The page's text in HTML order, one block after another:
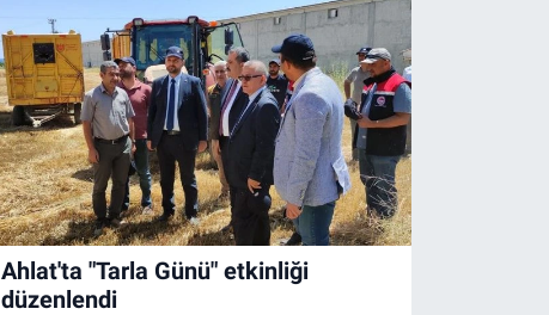
Ahlat'ta "Tarla Günü" etkinliği
düzenlendi